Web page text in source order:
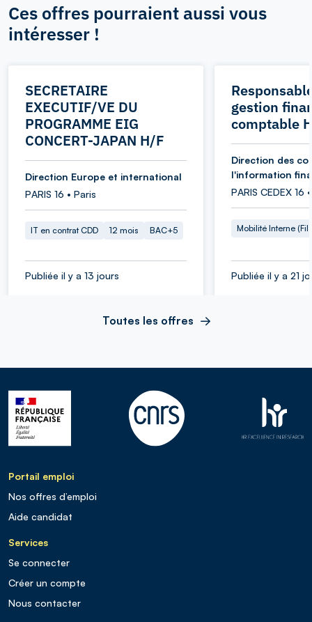
Ces offres pourraient aussi vous
intéresser !
SECRETAIRE
EXECUTIF/VE DU
PROGRAMME EIG
CONCERT-JAPAN H/F
Direction Europe et international
PARIS 16 • Paris
IT en contrat CDD 12 mois BAC+5
Publiée il y a 13 jours
gestion
comptable
Direction des
l'information
PARIS CEDEX 16
Mobilité Interne (Fil
Publiée il y a 21
Toutes les offres
Portail emploi
Nos offres d’emploi
Aide candidat
Services
Se connecter
Créer un compte
Nous contacter